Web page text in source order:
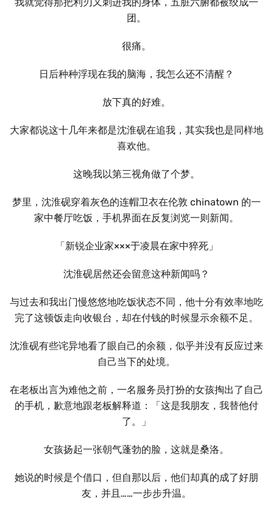
团。
很痛。
日后种种浮现在我的脑海，我怎么还不清醒？
放下真的好难。
大家都说这十几年来都是沈淮砚在追我，其实我也是同样地
喜欢他。
这晚我以第三视角做了个梦。
梦里，沈淮砚穿着灰色的连帽卫衣在伦敦 chinatown 的一
家中餐厅吃饭，手机界面在反复浏览一则新闻。
「新锐企业家×××于凌晨在家中猝死」
沈淮砚居然还会留意这种新闻吗？
与过去和我出门慢悠悠地吃饭状态不同，他十分有效率地吃
完了这顿饭走向收银台，却在付钱的时候显示余额不足。
沈淮砚有些诧异地看了眼自己的余额，似乎并没有反应过来
自己当下的处境。
在老板出言为难他之前，一名服务员打扮的女孩掏出了自己
的手机，歉意地跟老板解释道：「这是我朋友，我替他付
了。」
女孩扬起一张朝气蓬勃的脸，这就是桑洛。
她说的时候是个借口，但自那以后，他们却真的成了好朋
友，并且……一步步升温。